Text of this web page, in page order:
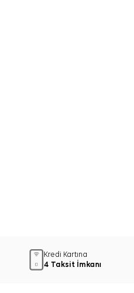
Kredi Kartına
4 Taksit İmkanı